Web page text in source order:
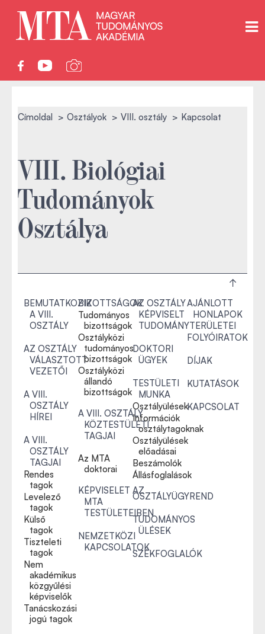
Címoldal Osztályok VIII. osztály Kapcsolat
VIII. Biológiai
Tudományok
Osztálya
BEMUTATKOZIK
A VIII.
OSZTÁLY
AZ OSZTÁLY
VÁLASZTOTT
VEZETŐI
A VIII.
OSZTÁLY
HÍREI
A VIII.
OSZTÁLY
TAGJAI
Rendes
tagok
Levelező
tagok
Külső
tagok
Tiszteleti
tagok
Nem
akadémikus
közgyűlési
képviselők
Tanácskozási
jogú tagok
BIZOTTSÁGOK
Tudományos
bizottságok
Osztályközi
tudományos
bizottságok
Osztályközi
állandó
bizottságok
A VIII. OSZTÁLY
KÖZTESTÜLETI
TAGJAI
Az MTA
doktorai
KÉPVISELET AZ
MTA
TESTÜLETEIBEN
NEMZETKÖZI
KAPCSOLATOK
AZ OSZTÁLY
KÉPVISELT
TUDOMÁNYTERÜLETEI
DOKTORI
ÜGYEK
TESTÜLETI
MUNKA
Osztályülések
Információk
osztálytagoknak
Osztályülések
előadásai
Beszámolók
Állásfoglalások
OSZTÁLYÜGYREND
TUDOMÁNYOS
ÜLÉSEK
SZÉKFOGLALÓK
AJÁNLOTT
HONLAPOK
FOLYÓIRATOK
DÍJAK
KUTATÁSOK
KAPCSOLAT